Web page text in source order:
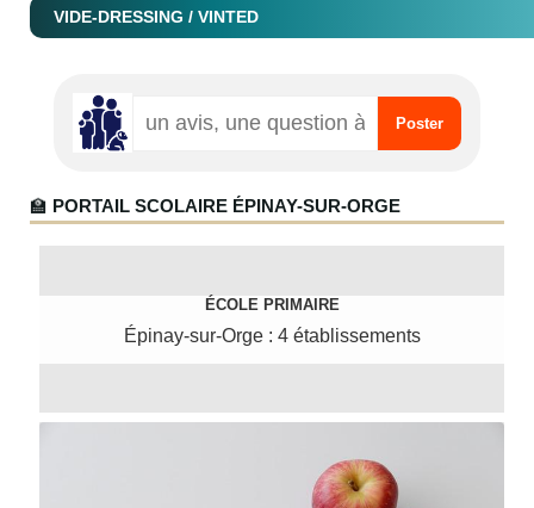
VIDE-DRESSING / VINTED
🏫 PORTAIL SCOLAIRE ÉPINAY-SUR-ORGE
ÉCOLE PRIMAIRE
Épinay-sur-Orge : 4 établissements